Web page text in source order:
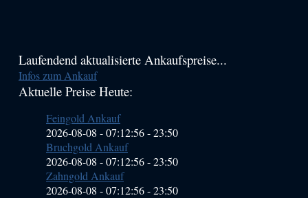
Haupt-
Sidebar
Laufendend aktualisierte Ankaufspreise...
Infos zum Ankauf
Aktuelle Preise Heute:
Feingold Ankauf
2026-08-08 - 07:12:56-23:50
Bruchgold Ankauf
2026-08-08 - 07:12:56-23:50
Zahngold Ankauf
2026-08-08 - 07:12:56-23:50